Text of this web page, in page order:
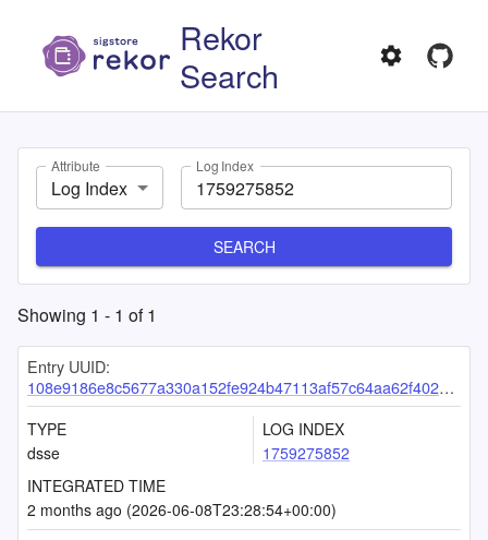
Rekor
Search
Attribute
Log Index
Log Index
SEARCH
Showing 1 - 1 of1
Entry UUID:
108e9186e8c5677a330a152fe924b47113af57c64aa62f40261daa0053da33fef9a740a62cdc28da
TYPE
dsse
LOG INDEX
1759275852
INTEGRATED TIME
2 months ago (2026-06-08T23:28:54+00:00)